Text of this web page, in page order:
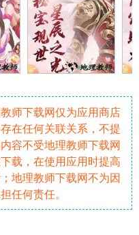
师下载网仅为应用商店
在任何关联关系，不提
容不受地理教师下载网
载，在使用应用时提高
地理教师下载网不为因
任何责任。